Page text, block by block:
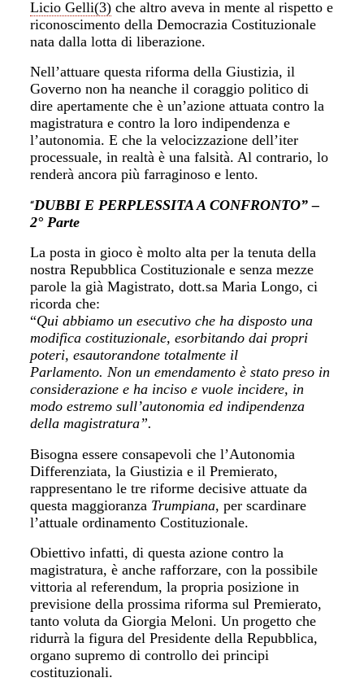
Licio Gelli(3) che altro aveva in mente al rispetto e
riconoscimento della Democrazia Costituzionale
nata dalla lotta di liberazione.
Nell’attuare questa riforma della Giustizia, il
Governo non ha neanche il coraggio politico di
dire apertamente che è un’azione attuata contro la
magistratura e contro la loro indipendenza e
l’autonomia. E che la velocizzazione dell’iter
processuale, in realtà è una falsità. Al contrario, lo
renderà ancora più farraginoso e lento.
“DUBBI E PERPLESSITA A CONFRONTO” –
2° Parte
La posta in gioco è molto alta per la tenuta della
nostra Repubblica Costituzionale e senza mezze
parole la già Magistrato, dott.sa Maria Longo, ci
ricorda che:
“Qui abbiamo un esecutivo che ha disposto una
modifica costituzionale, esorbitando dai propri
poteri, esautorandone totalmente il
Parlamento. Non un emendamento è stato preso in
considerazione e ha inciso e vuole incidere, in
modo estremo sull’autonomia ed indipendenza
della magistratura”.
Bisogna essere consapevoli che l’Autonomia
Differenziata, la Giustizia e il Premierato,
rappresentano le tre riforme decisive attuate da
questa maggioranza Trumpiana, per scardinare
l’attuale ordinamento Costituzionale.
Obiettivo infatti, di questa azione contro la
magistratura, è anche rafforzare, con la possibile
vittoria al referendum, la propria posizione in
previsione della prossima riforma sul Premierato,
tanto voluta da Giorgia Meloni. Un progetto che
ridurrà la figura del Presidente della Repubblica,
organo supremo di controllo dei principi
costituzionali.